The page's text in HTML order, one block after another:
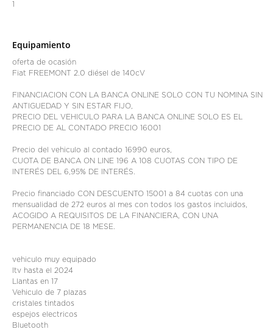
Equipamiento
oferta de ocasión
Fiat FREEMONT 2.0 diésel de 140cV
FINANCIACION CON LA BANCA ONLINE SOLO CON TU NOMINA SIN
ANTIGUEDAD Y SIN ESTAR FIJO,
PRECIO DEL VEHICULO PARA LA BANCA ONLINE SOLO ES EL
PRECIO DE AL CONTADO PRECIO 16001
Precio del vehiculo al contado 16990 euros,
CUOTA DE BANCA ON LINE 196 A 108 CUOTAS CON TIPO DE
INTERÉS DEL 6,95% DE INTERÉS.
Precio financiado CON DESCUENTO 15001 a 84 cuotas con una
mensualidad de 272 euros al mes con todos los gastos incluidos,
ACOGIDO A REQUISITOS DE LA FINANCIERA, CON UNA
PERMANENCIA DE 18 MESE.
vehiculo muy equipado
Itv hasta el 2024
Llantas en 17
Vehiculo de 7 plazas
cristales tintados
espejos electricos
Bluetooth